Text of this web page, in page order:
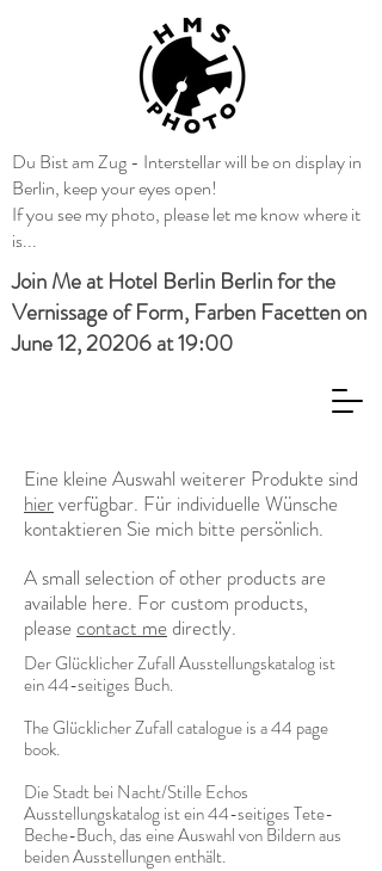
Du Bist am Zug- Interstellar will be on display in
Berlin, keep your eyes open!
If you see my photo, please let me know where it
is...
Join Me at Hotel Berlin Berlin for the
Vernissage of Form, Farben Facetten on
June 12, 20206 at 19:00
Eine kleine Auswahl weiterer Produkte sind
hierverfügbar. Für individuelle Wünsche
kontaktieren Sie mich bitte persönlich.
A small selection of other products are
available here. For custom products,
pleasecontact medirectly.
Der Glücklicher Zufall Ausstellungskatalog ist
ein 44-seitiges Buch.
The Glücklicher Zufall catalogue is a 44 page
book.
Die Stadt bei Nacht/Stille Echos
Ausstellungskatalog ist ein 44-seitiges Tete-
Beche-Buch, das eine Auswahl von Bildern aus
beiden Ausstellungen enthält.